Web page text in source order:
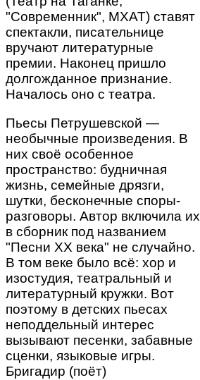
"Современник", МХАТ) ставят
спектакли, писательнице
вручают литературные
премии. Наконец пришло
долгожданное признание.
Началось оно с театра.
Пьесы Петрушевской —
необычные произведения. В
них своё особенное
пространство: будничная
жизнь, семейные дрязги,
шутки, бесконечные споры-
разговоры. Автор включила их
в сборник под названием
"Песни XX века" не случайно.
В том веке было всё: хор и
изостудия, театральный и
литературный кружки. Вот
поэтому в детских пьесах
неподдельный интерес
вызывают песенки, забавные
сценки, языковые игры.
Бригадир (поёт)